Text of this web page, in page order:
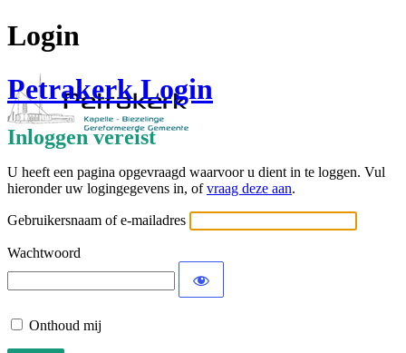
Login
Petrakerk Login
Inloggen vereist
U heeft een pagina opgevraagd waarvoor u dient in te loggen. Vul
hieronder uw logingegevens in, ofvraag deze aan.
Gebruikersnaam of e-mailadres
Wachtwoord
Onthoud mij